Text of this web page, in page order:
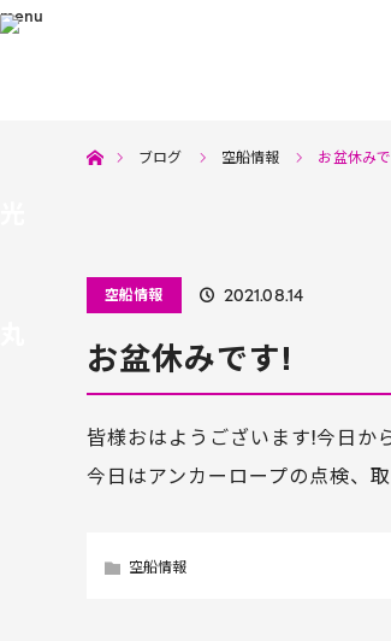
menu
ブログ
空船情報 お盆休み
空船情報 2021.08.14
お盆休みです!
皆様おはようございます!今日か
今日はアンカーロープの点検、
空船情報